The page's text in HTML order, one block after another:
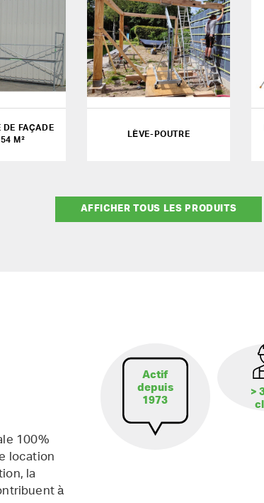
DE FAÇADE
M²
LÈVE-POUTRE
AFFICHER TOUS LES PRODUITS
100%
location
la
à
Actif
depuis
1973
>